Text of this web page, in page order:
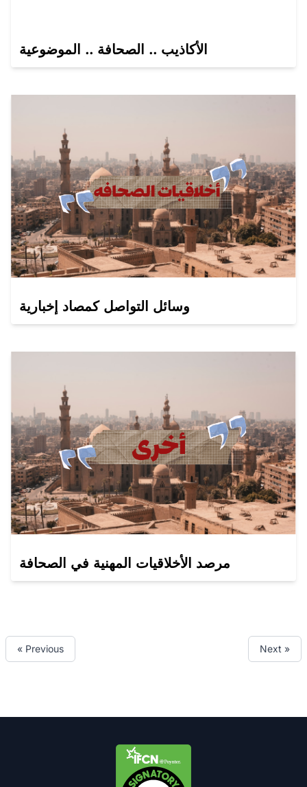
الأكاذيب .. الصحافة .. الموضوعية
وسائل التواصل كمصاد إخبارية
مرصد الأخلاقيات المهنية في الصحافة
« Previous Next »